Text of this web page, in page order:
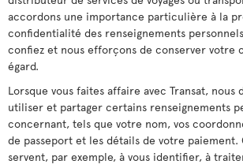
accordons une importance particulière à la
confidentialité des renseignements
confiez et nous efforçons de conserver votre
égard.
Lorsque vous faites affaire avec Transat,
utiliser et partager certains renseignements
concernant, tels que votre nom, vos
de passeport et les détails de votre paiement.
servent, par exemple, à vous identifier, à